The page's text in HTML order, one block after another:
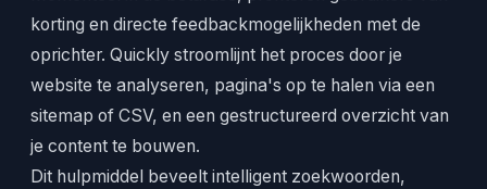
korting en directe feedbackmogelijkheden met de
oprichter. Quickly stroomlijnt het proces door je
website te analyseren, pagina's op te halen via een
sitemap of CSV, en een gestructureerd overzicht van
je content te bouwen.
Dit hulpmiddel beveelt intelligent zoekwoorden,